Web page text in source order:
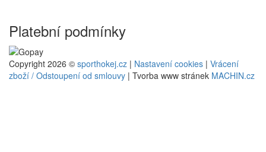
Platební podmínky
Copyright 2026 © sporthokej.cz | Nastavení cookies | Vrácení
zboží / Odstoupení od smlouvy | Tvorba www stránek MACHIN.cz